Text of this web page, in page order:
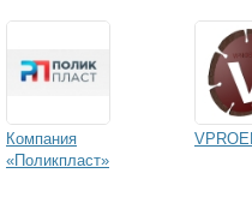
Компания
«Поликпласт»